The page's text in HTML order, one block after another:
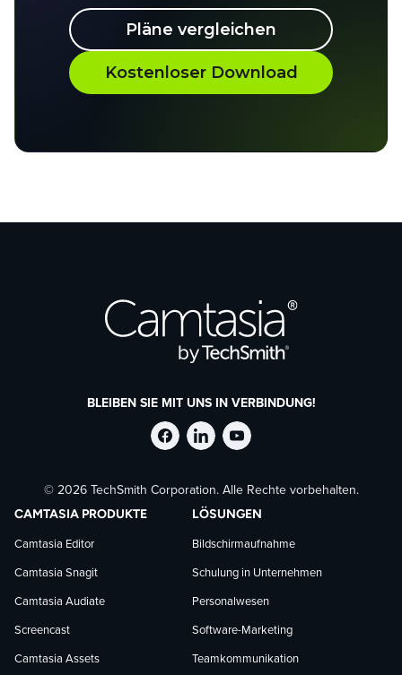
Pläne vergleichen
Kostenloser Download
BLEIBEN SIE MIT UNS IN VERBINDUNG!
TechSmith
auf
Facebook
folgen
TechSmith
auf
LinkedIn
folgen
TechSmith
auf
YouTube
folgen
© 2026 TechSmith Corporation. Alle Rechte vorbehalten.
CAMTASIA PRODUKTE
Camtasia Editor
Camtasia Snagit
Camtasia Audiate
Screencast
Camtasia Assets
LÖSUNGEN
Bildschirmaufnahme
Schulung in Unternehmen
Personalwesen
Software-Marketing
Teamkommunikation